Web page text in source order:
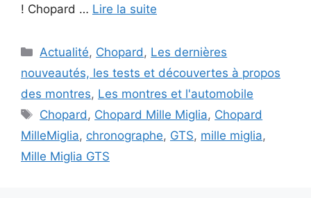
! Chopard … Lire la suite
Catégories
Actualité, Chopard, Les dernières
nouveautés, les tests et découvertes à propos
des montres, Les montres et l'automobile
Étiquettes
Chopard, Chopard Mille Miglia, Chopard
MilleMiglia, chronographe, GTS, mille miglia,
Mille Miglia GTS